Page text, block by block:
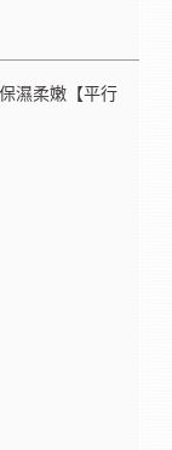
濕柔嫩【平行